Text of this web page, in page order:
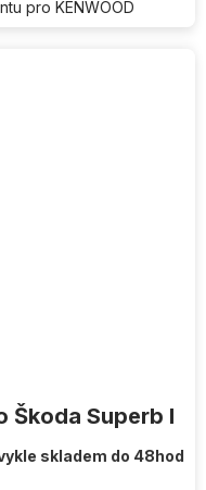
pro KENWOOD
Škoda Superb I
skladem do 48hod